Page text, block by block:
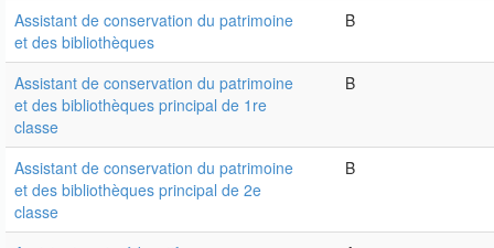
Assistant de conservation du patrimoine
et des bibliothèques
B
Assistant de conservation du patrimoine
et des bibliothèques principal de 1re
classe
B
Assistant de conservation du patrimoine
et des bibliothèques principal de 2e
classe
B